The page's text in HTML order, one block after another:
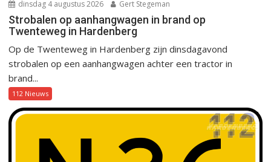
dinsdag 4 augustus 2026 Gert Stegeman
Strobalen op aanhangwagen in brand op
Twenteweg in Hardenberg
Op de Twenteweg in Hardenberg zijn dinsdagavond
strobalen op een aanhangwagen achter een tractor in
brand...
112 Nieuws